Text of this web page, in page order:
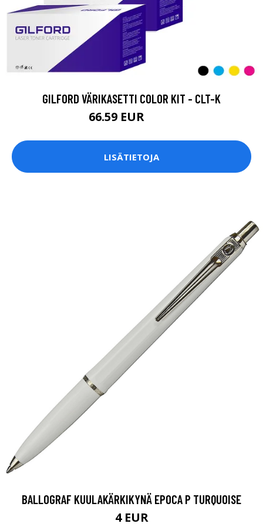
GILFORD VÄRIKASETTI COLOR KIT - CLT-K
66.59 EUR
LISÄTIETOJA
BALLOGRAF KUULAKÄRKIKYNÄ EPOCA P TURQUOISE
4 EUR